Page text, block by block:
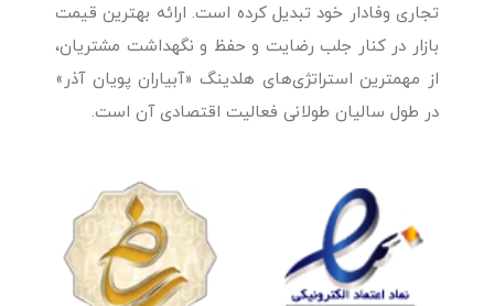
تجاری وفادار خود تبدیل کرده است. ارائه بهترین قیمت
بازار در کنار جلب رضایت و حفظ و نگهداشت مشتریان،
از مهمترین استراتژی‌های هلدینگ «آبیاران پویان آذر»
در طول سالیان طولانی فعالیت اقتصادی آن است.